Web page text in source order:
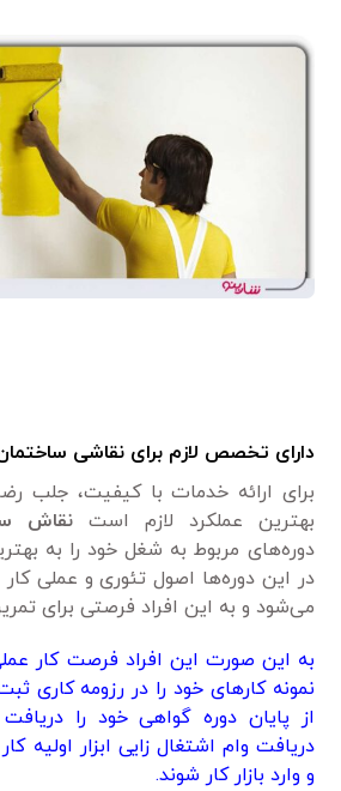
دارای تخصص لازم برای نقاشی
برای ارائه خدمات با کیفیت، جلب
بهترین عملکرد لازم است نقاش
دوره‌های مربوط به شغل خود را به
در این دوره‌ها اصول تئوری و عملی
می‌شود و به این افراد فرصتی برای
به این صورت این افراد فرصت کار
نمونه کارهای خود را در رزومه کاری
از پایان دوره گواهی خود را
دریافت وام اشتغال زایی ابزار اولیه
و وارد بازار کار شوند.